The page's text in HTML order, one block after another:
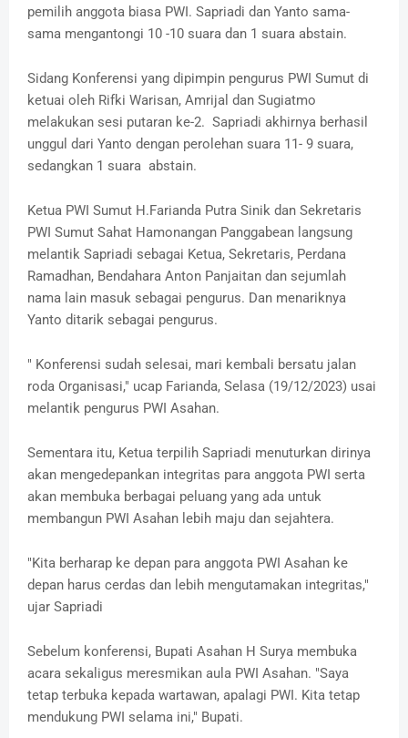
pemilih anggota biasa PWI. Sapriadi dan Yanto sama-
sama mengantongi 10 -10 suara dan 1 suara abstain.
Sidang Konferensi yang dipimpin pengurus PWI Sumut di
ketuai oleh Rifki Warisan, Amrijal dan Sugiatmo
melakukan sesi putaran ke-2. Sapriadi akhirnya berhasil
unggul dari Yanto dengan perolehan suara 11- 9 suara,
sedangkan 1 suara abstain.
Ketua PWI Sumut H.Farianda Putra Sinik dan Sekretaris
PWI Sumut Sahat Hamonangan Panggabean langsung
melantik Sapriadi sebagai Ketua, Sekretaris, Perdana
Ramadhan, Bendahara Anton Panjaitan dan sejumlah
nama lain masuk sebagai pengurus. Dan menariknya
Yanto ditarik sebagai pengurus.
" Konferensi sudah selesai, mari kembali bersatu jalan
roda Organisasi," ucap Farianda, Selasa (19/12/2023) usai
melantik pengurus PWI Asahan.
Sementara itu, Ketua terpilih Sapriadi menuturkan dirinya
akan mengedepankan integritas para anggota PWI serta
akan membuka berbagai peluang yang ada untuk
membangun PWI Asahan lebih maju dan sejahtera.
"Kita berharap ke depan para anggota PWI Asahan ke
depan harus cerdas dan lebih mengutamakan integritas,"
ujar Sapriadi
Sebelum konferensi, Bupati Asahan H Surya membuka
acara sekaligus meresmikan aula PWI Asahan. "Saya
tetap terbuka kepada wartawan, apalagi PWI. Kita tetap
mendukung PWI selama ini," Bupati.